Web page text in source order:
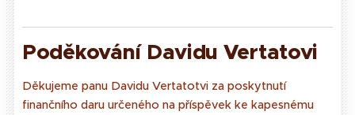
Poděkování Davidu Vertatovi
Děkujeme panu Davidu Vertatotvi za poskytnutí
finančního daru určeného na příspěvek ke kapesnému